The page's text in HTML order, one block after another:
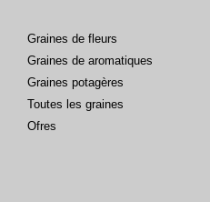
Graines de fleurs
Graines de aromatiques
Graines potagères
Toutes les graines
Ofres